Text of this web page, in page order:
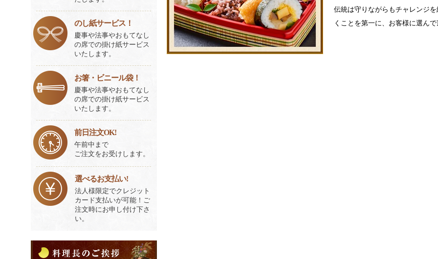
伝統は守りながらもチャレンジ
くことを第一に、お客様に選ん
のし紙サービス！
慶事や法事やおもてなし
の席での掛け紙サービス
いたします。
お箸・ビニール袋！
慶事や法事やおもてなし
の席での掛け紙サービス
いたします。
前日注文OK!
午前中まで
ご注文をお受けします。
選べるお支払い!
法人様限定でクレジット
カード支払いが可能！ご
注文時にお申し付け下さ
い。
理